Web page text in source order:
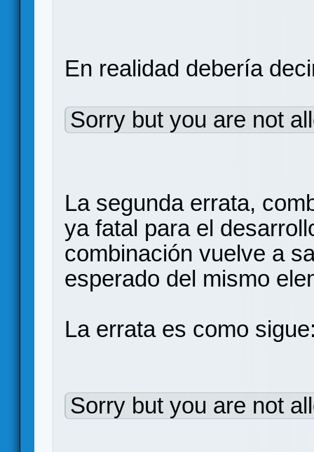
En realidad debería
Sorry but you are not
La segunda errata,
ya fatal para el
combinación vuelve a
esperado del mismo
La errata es como
Sorry but you are not